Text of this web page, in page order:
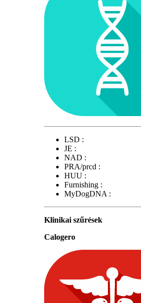
LSD :
JE :
NAD :
PRA/prcd :
HUU :
Furnishing :
MyDogDNA :
Klinikai szűrések
Calogero